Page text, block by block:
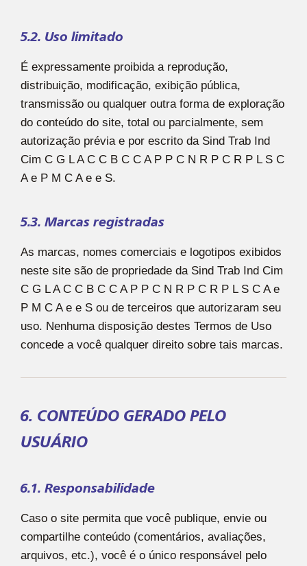
5.2. Uso limitado
É expressamente proibida a reprodução,
distribuição, modificação, exibição pública,
transmissão ou qualquer outra forma de exploração
do conteúdo do site, total ou parcialmente, sem
autorização prévia e por escrito da Sind Trab Ind
Cim C G L A C C B C C A P P C N R P C R P L S C
A e P M C A e e S.
5.3. Marcas registradas
As marcas, nomes comerciais e logotipos exibidos
neste site são de propriedade da Sind Trab Ind Cim
C G L A C C B C C A P P C N R P C R P L S C A e
P M C A e e S ou de terceiros que autorizaram seu
uso. Nenhuma disposição destes Termos de Uso
concede a você qualquer direito sobre tais marcas.
6. CONTEÚDO GERADO PELO
USUÁRIO
6.1. Responsabilidade
Caso o site permita que você publique, envie ou
compartilhe conteúdo (comentários, avaliações,
arquivos, etc.), você é o único responsável pelo